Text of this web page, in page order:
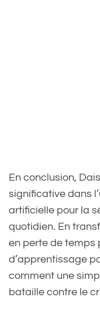
En conclusion,
significative dans
artificielle pour la
quotidien. En
en perte de temps
d’apprentissage
comment une
bataille contre le